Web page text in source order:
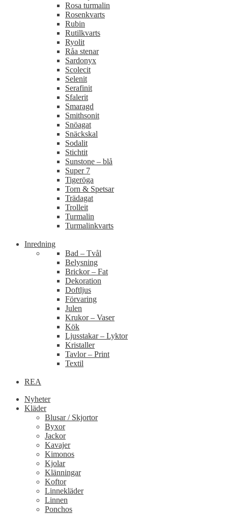
Rosa turmalin
Rosenkvarts
Rubin
Rutilkvarts
Ryolit
Råa stenar
Sardonyx
Scolecit
Selenit
Serafinit
Sfalerit
Smaragd
Smithsonit
Snöagat
Snäckskal
Sodalit
Stichtit
Sunstone – blå
Super 7
Tigeröga
Torn & Spetsar
Trädagat
Trolleit
Turmalin
Turmalinkvarts
Inredning
Bad – Tvål
Belysning
Brickor – Fat
Dekoration
Doftljus
Förvaring
Julen
Krukor – Vaser
Kök
Ljusstakar – Lyktor
Kristaller
Tavlor – Print
Textil
REA
Nyheter
Kläder
Blusar / Skjortor
Byxor
Jackor
Kavajer
Kimonos
Kjolar
Klänningar
Koftor
Linnekläder
Linnen
Ponchos